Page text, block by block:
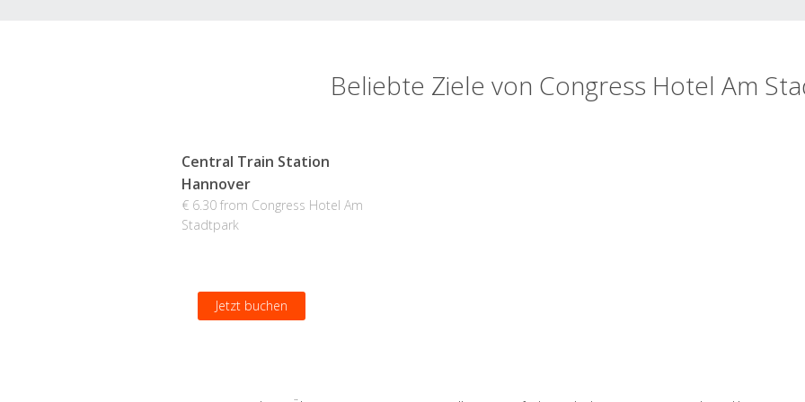
Beliebte Ziele von Congress Hotel Am
Central Train Station
Hannover
€ 6.30 from Congress Hotel Am
Stadtpark
Jetzt buchen